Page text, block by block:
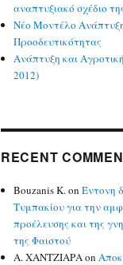
αναπτυξιακό σχέδιο
Νέο Μοντέλο
Προοδευτικότητας
Ανάπτυξη και
2012)
RECENT
Bouzanis K.onΈντονη
Τυμπακίου για την
προέλευσης και της
της Φαιστού
Α. ΧΑΝΤΖΙΑΡΑon